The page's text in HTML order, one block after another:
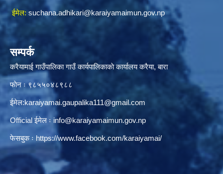
ईमेल: suchana.adhikari@karaiyamaimun.gov.np
सम्पर्क
करैयामाई गाउँपालिका गाउँ कार्यपालिकाकाे कार्यालय करैया, बारा
फाेन ः ‌९८५५०४८९८८
ईमेल:karaiyamai.gaupalika111@gmail.com
Official ईमेल ः info@karaiyamaimun.gov.np
फेसबुक ः https://www.facebook.com/karaiyamai/